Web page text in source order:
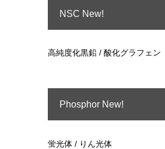
NSC New!
高純度化黒鉛 / 酸化グラフェン
Phosphor New!
蛍光体 / りん光体